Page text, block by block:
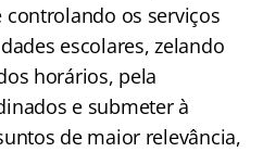
os serviços
escolares, zelando
horários, pela
e submeter à
de maior relevância,